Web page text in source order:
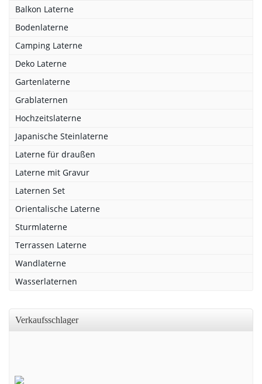
Balkon Laterne
Bodenlaterne
Camping Laterne
Deko Laterne
Gartenlaterne
Grablaternen
Hochzeitslaterne
Japanische Steinlaterne
Laterne für draußen
Laterne mit Gravur
Laternen Set
Orientalische Laterne
Sturmlaterne
Terrassen Laterne
Wandlaterne
Wasserlaternen
Verkaufsschlager